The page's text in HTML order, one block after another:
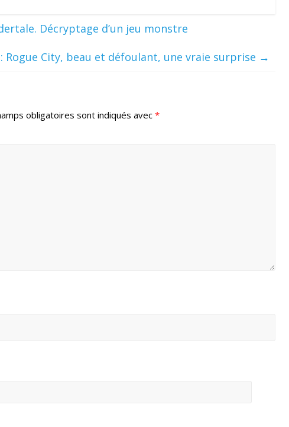
Décryptage d’un jeu monstre
: Rogue City, beau et défoulant, une vraie surprise →
obligatoires sont indiqués avec *